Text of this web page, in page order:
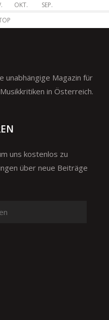
OKT.
SEP.
unabhängige Magazin für
in Österreich.
uns kostenlos zu
über neue Beiträge